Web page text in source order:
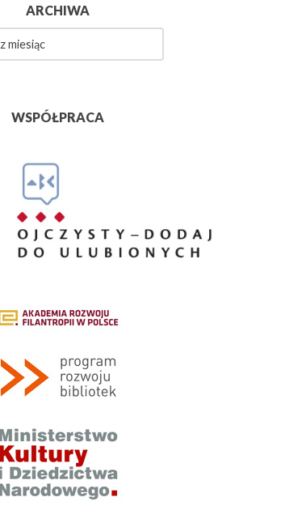
ARCHIWA
WSPÓŁPRACA